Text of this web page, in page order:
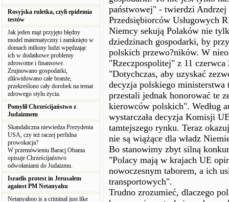
Rosyjska ruletka, czyli epidemia
testów
Jak jeden mąż przyjęto błędny
model matematyczny i zamknięto w
domach miliony ludzi wpędzając
ich w dodatkowe problemy
zdrowotne i finansowe.
Zrujnowano gospodarki,
zlikwidowano całe branże,
przekreślono cały dorobek na temat
zdrowego stylu życia.
Pomylił Chrześcijaństwo z
Judaizmem
Skandaliczna niewiedza Prezydenta
USA, czy też raczej perfidna
prowokacja?
W przemówieniu Baracj Obama
opisuje Chrześcijaństwo
odwołaniami do Judaizmu.
Israelis protest in Jerusalem
against PM Netanyahu
Netanyahoo is a criminal just like
państwowej" - twierdzi Andrzej
Przedsiębiorców Usługowych
Niemcy sekują Polaków nie
dziedzinach gospodarki, by
polskich przewo?ników. W
"Rzeczpospolitej" z 11 czerwca
"Dotychczas, aby uzyskać
decyzja polskiego
przestali jednak honorować te
kierowców polskich". Według
wystarczała decyzja Komisji
tamtejszego rynku. Teraz
nie są wiążące dla władz
Bo stanowimy zbyt silną
"Polacy mają w krajach UE
nowoczesnym taborem, a ich
transportowych".
Trudno zrozumieć, dlaczego